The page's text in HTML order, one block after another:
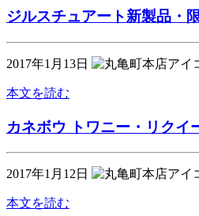
ジルスチュアート新製品・
2017年1月13日
本文を読む
カネボウ トワニー・リクイ
2017年1月12日
本文を読む